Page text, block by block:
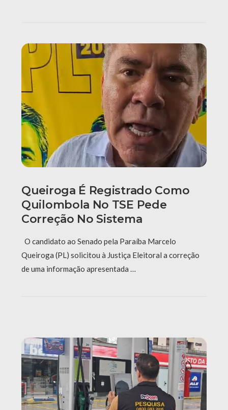
Queiroga É Registrado Como
Quilombola No TSE Pede
Correção No Sistema
O candidato ao Senado pela Paraíba Marcelo
Queiroga (PL) solicitou à Justiça Eleitoral a correção
de uma informação apresentada …